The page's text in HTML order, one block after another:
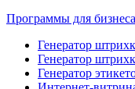
Программы для бизнеса
Генератор
Генератор
Генератор